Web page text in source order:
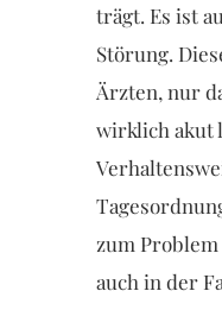
trägt. Es ist
Störung.
Ärzten, nur
wirklich akut
zum
auch in der